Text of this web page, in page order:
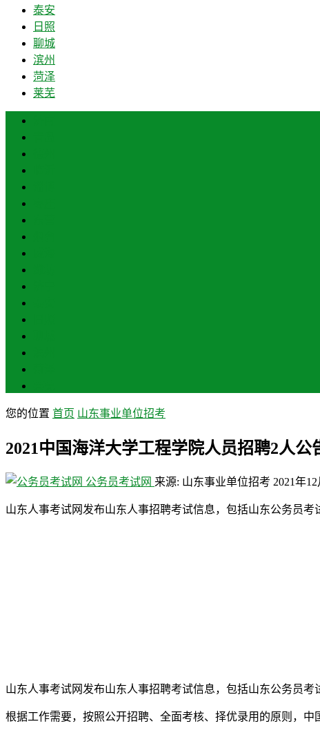
泰安
日照
聊城
滨州
菏泽
莱芜
您的位置 首页 山东事业单位招考
2021中国海洋大学工程学院人员招聘2人公
公务员考试网 来源: 山东事业单位招考 2021年12
山东人事考试网发布山东人事招聘考试信息，包括山东公务员
山东人事考试网发布山东人事招聘考试信息，包括山东公务员
根据工作需要，按照公开招聘、全面考核、择优录用的原则，